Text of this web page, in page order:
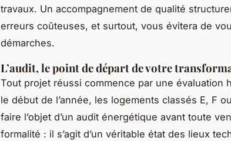
travaux. Un accompagnement de qualité
erreurs coûteuses, et surtout, vous évitera de
démarches.
L’audit, le point de départ de votre
Tout projet réussi commence par une évaluation
le début de l’année, les logements classés E, F
faire l’objet d’un audit énergétique avant toute
formalité : il s’agit d’un véritable état des lieux